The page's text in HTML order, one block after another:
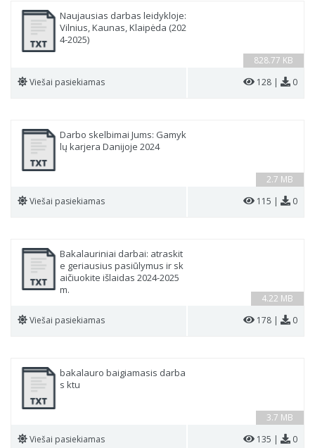
828.77 KB
Naujausias darbas leidykloje:
Vilnius, Kaunas, Klaipėda (202
4-2025)
Viešai pasiekiamas 128 | 0
2.7 MB
Darbo skelbimai Jums: Gamyk
lų karjera Danijoje 2024
Viešai pasiekiamas 115 | 0
4.22 MB
Bakalauriniai darbai: atraskit
e geriausius pasiūlymus ir sk
aičiuokite išlaidas 2024-2025
m.
Viešai pasiekiamas 178 | 0
3.7 MB
bakalauro baigiamasis darba
s ktu
Viešai pasiekiamas 135 | 0